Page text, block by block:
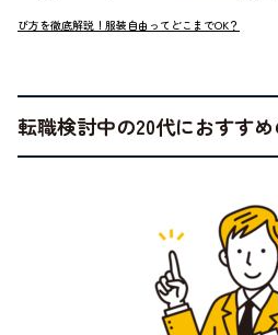
び方を徹底解説！服装自由ってどこまでOK？
転職検討中の20代におすす